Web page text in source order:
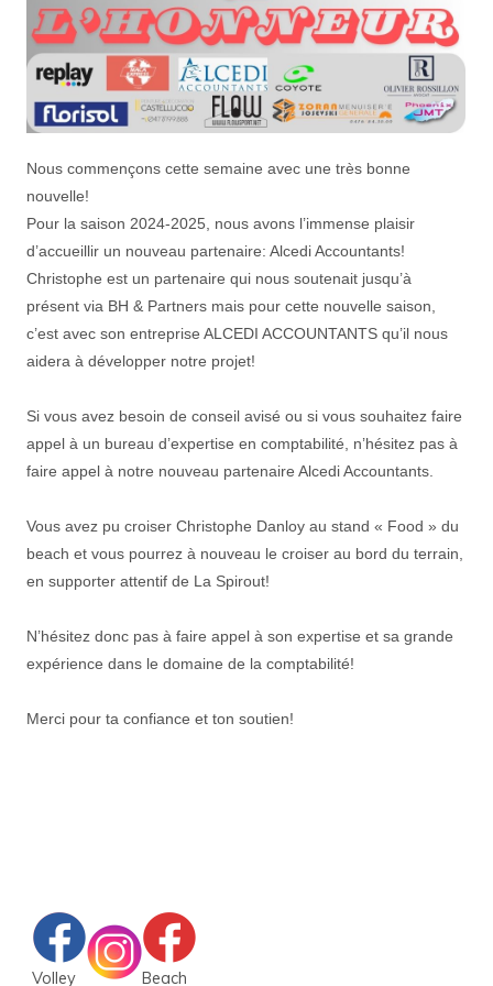
Nous commençons cette semaine avec une très bonne
nouvelle!
Pour la saison 2024-2025, nous avons l’immense plaisir
d’accueillir un nouveau partenaire: Alcedi Accountants!
Christophe est un partenaire qui nous soutenait jusqu’à
présent via BH & Partners mais pour cette nouvelle saison,
c’est avec son entreprise ALCEDI ACCOUNTANTS qu’il nous
aidera à développer notre projet!
Si vous avez besoin de conseil avisé ou si vous souhaitez faire
appel à un bureau d’expertise en comptabilité, n’hésitez pas à
faire appel à notre nouveau partenaire Alcedi Accountants.
Vous avez pu croiser Christophe Danloy au stand « Food » du
beach et vous pourrez à nouveau le croiser au bord du terrain,
en supporter attentif de La Spirout!
N’hésitez donc pas à faire appel à son expertise et sa grande
expérience dans le domaine de la comptabilité!
Merci pour ta confiance et ton soutien!
Volley Beach